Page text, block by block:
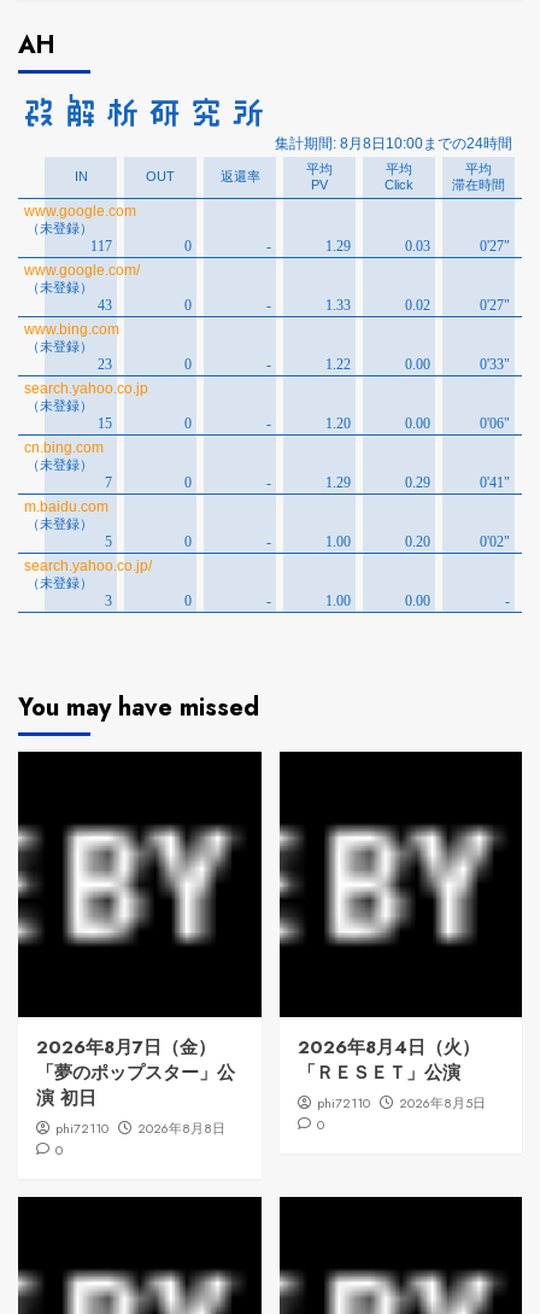
AH
You may have missed
2026年8月7日（金）
「夢のポップスター」公
演 初日
phi72110
2026年8月8日
0
2026年8月4日（火）
「ＲＥＳＥＴ」公演
phi72110
2026年8月5日
0